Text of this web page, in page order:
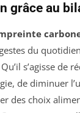
grâce au
du
s’agisse de
de diminuer
des choix